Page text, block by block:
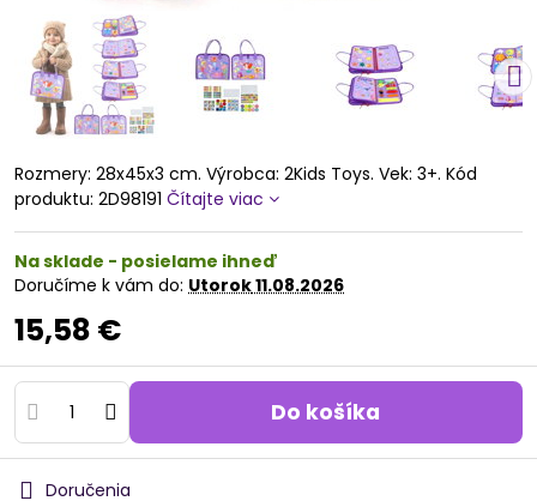
Rozmery: 28x45x3 cm. Výrobca: 2Kids Toys. Vek: 3+. Kód
produktu: 2D98191 Čítajte viac
Na sklade - posielame ihneď
Doručíme k vám do: Utorok11.08.2026
15,58 €
Do košíka
Doručenia